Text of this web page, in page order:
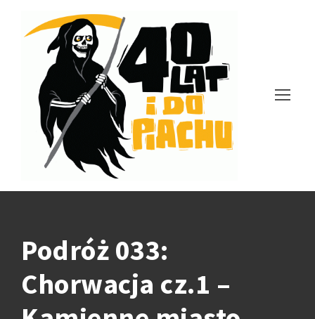
Podróż 033:
Chorwacja cz.1 –